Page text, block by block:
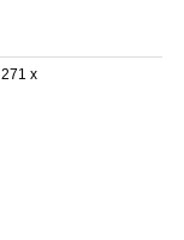
271 x